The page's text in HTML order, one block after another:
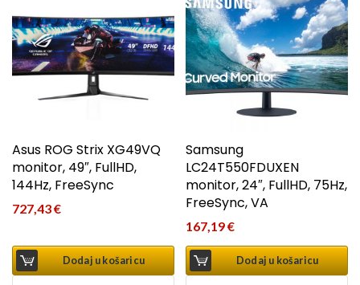
Asus ROG Strix XG49VQ
monitor, 49″, FullHD,
144Hz, FreeSync
727,43€
Dodaj u košaricu
Samsung
LC24T550FDUXEN
monitor, 24″, FullHD, 75Hz,
FreeSync, VA
167,19€
Dodaj u košaricu